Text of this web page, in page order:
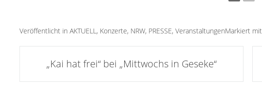
Veröffentlicht in AKTUELL , Konzerte, NRW, PRESSE, VeranstaltungenMarkiert mit
Artikel-
Navigation
„Kai hat frei“ bei „Mittwochs in Geseke“